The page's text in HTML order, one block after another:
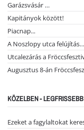
Garázsvásár …
Kapitányok között!
Piacnap...
A Noszlopy utca felújítás…
Utcalezárás a
Augusztus 8-án
KÖZELBEN - LEGFRISSEBB
Ezeket a fagylaltokat